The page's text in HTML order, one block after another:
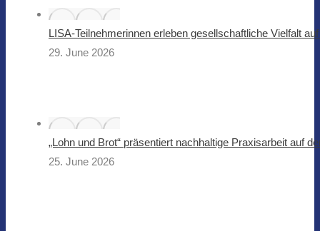
LISA-Teilnehmerinnen erleben gesellschaftliche Vielfalt
29. June 2026
„Lohn und Brot“ präsentiert nachhaltige Praxisarbeit auf
25. June 2026